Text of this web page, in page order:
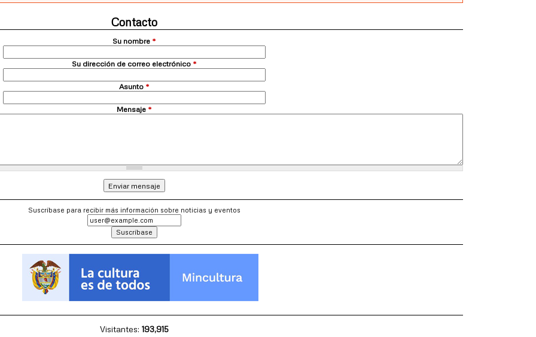
Contacto
Su nombre *
Su dirección de correo electrónico *
Asunto *
Mensaje *
Suscríbase para recibir más información sobre noticias y eventos
Visitantes: 193,915